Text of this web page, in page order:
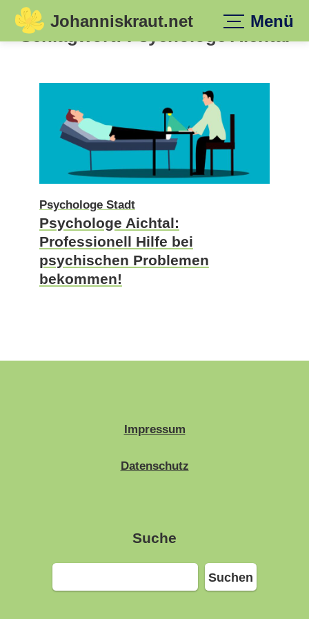
Skip
Johanniskraut.net Menü
Schlagwort:
Psychologe Stadt
Psychologe Aichtal:
Professionell Hilfe bei
psychischen Problemen
bekommen!
Impressum
Datenschutz
Suche
Suchen
Suchen